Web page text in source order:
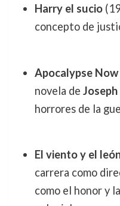
Harry el sucio
concepto de
Apocalypse Now
novela de
horrores de la
El viento y el
carrera como
como el honor y